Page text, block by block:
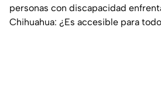
personas con discapacidad
Chihuahua: ¿Es accesible para